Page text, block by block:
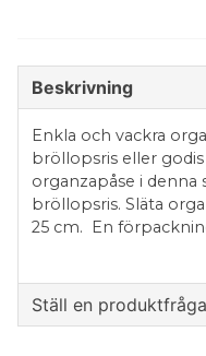
Beskrivning
Enkla och vackra
bröllopsris eller
organzapåse i
bröllopsris. Släta
25 cm. En
Ställ en produktfråga